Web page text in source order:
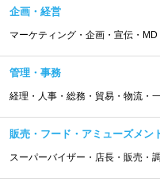
企画・経営
マーケティング・企画・宣伝・
管理・事務
経理・人事・総務・貿易・物流・
販売・フード・アミューズメン
スーパーバイザー・店長・販売・